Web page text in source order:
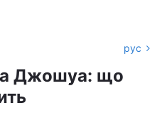
рус
Джошуа: що